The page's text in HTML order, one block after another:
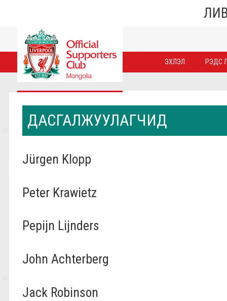
ЭХЛЭЛ РЭДС
ДАСГАЛЖУУЛАГЧИД
Jürgen Klopp
Peter Krawietz
Pepijn Lijnders
John Achterberg
Jack Robinson